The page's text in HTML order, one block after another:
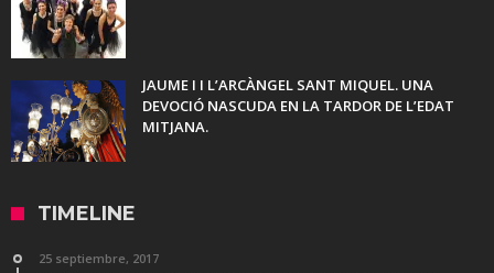
JAUME I I L’ARCÀNGEL SANT MIQUEL. UNA
DEVOCIÓ NASCUDA EN LA TARDOR DE L’EDAT
MITJANA.
TIMELINE
25 septiembre, 2017